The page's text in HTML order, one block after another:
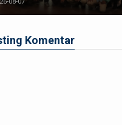
Komentar